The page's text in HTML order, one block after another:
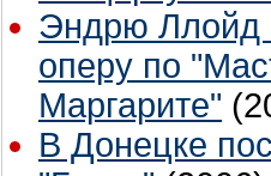
Эндрю Ллойд
оперу по
Маргарите"
В Донецке